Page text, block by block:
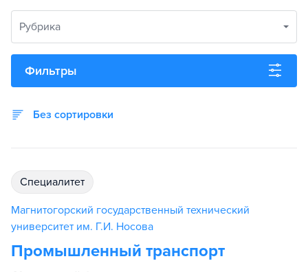
Рубрика
Фильтры
Без сортировки
специалитет
Магнитогорский государственный технический
университет им. Г.И. Носова
Промышленный транспорт